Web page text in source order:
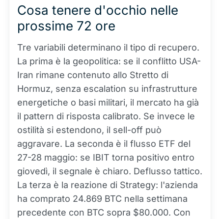
Cosa tenere d'occhio nelle
prossime 72 ore
Tre variabili determinano il tipo di recupero.
La prima è la geopolitica: se il conflitto USA-
Iran rimane contenuto allo Stretto di
Hormuz, senza escalation su infrastrutture
energetiche o basi militari, il mercato ha già
il pattern di risposta calibrato. Se invece le
ostilità si estendono, il sell-off può
aggravare. La seconda è il flusso ETF del
27-28 maggio: se IBIT torna positivo entro
giovedì, il segnale è chiaro. Deflusso tattico.
La terza è la reazione di Strategy: l'azienda
ha comprato 24.869 BTC nella settimana
precedente con BTC sopra $80.000. Con